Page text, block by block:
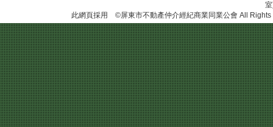
此網頁採用 ©屏東市不動產仲介經紀商業同業公會 All Rights